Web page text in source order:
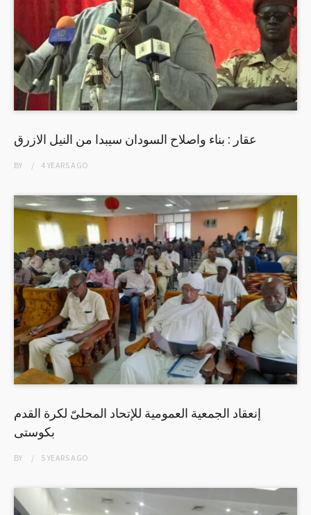
عقار : بناء واصلاح السودان سيبدا من النيل الازرق
BY 4 YEARSAGO
إنعقاد الجمعية العمومية للإتحاد المحلىّ لكرة القدم
بكوستى
BY 5 YEARSAGO